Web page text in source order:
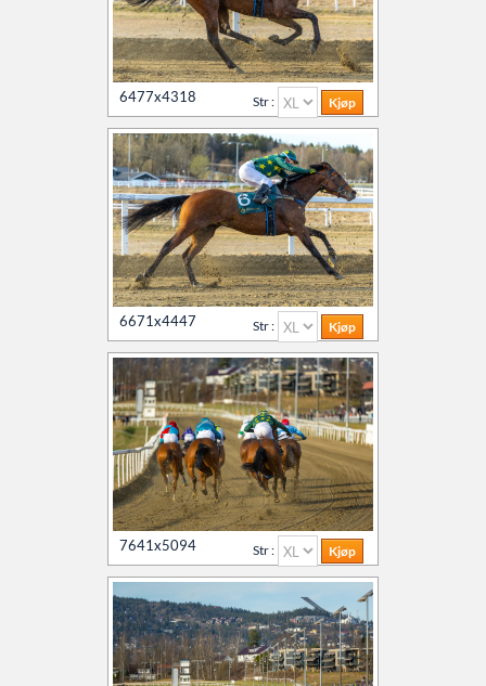
6477x4318 Str :
6671x4447 Str :
7641x5094 Str :